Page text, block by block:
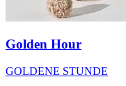
Golden Hour
GOLDENE STUNDE